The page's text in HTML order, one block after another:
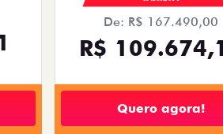
EMPLACAMENTO GRÁTIS